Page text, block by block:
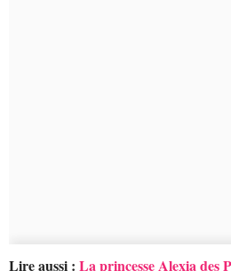
Lire aussi : La princesse Alexia des